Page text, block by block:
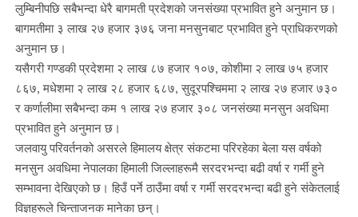
लुम्बिनीपछि सबैभन्दा धेरै बागमती प्रदेशको जनसंख्या प्रभावित हुने अनुमान छ।
बागमतीमा ३ लाख २७ हजार ३७६ जना मनसुनबाट प्रभावित हुने प्राधिकरणको
अनुमान छ।
यसैगरी गण्डकी प्रदेशमा २ लाख ८७ हजार १०७, कोशीमा २ लाख ७५ हजार
८६७, मधेशमा २ लाख २८ हजार ६८७, सुदूरपश्चिममा २ लाख २७ हजार ७३०
र कर्णालीमा सबैभन्दा कम १ लाख २७ हजार ३०८ जनसंख्या मनसुन अवधिमा
प्रभावित हुने अनुमान छ।
जलवायु परिवर्तनको असरले हिमालय क्षेत्र संकटमा परिरहेका बेला यस वर्षको
मनसुन अवधिमा नेपालका हिमाली जिल्लाहरूमै सरदरभन्दा बढी वर्षा र गर्मी हुने
सम्भावना देखिएको छ। हिउँ पर्ने ठाउँमा वर्षा र गर्मी सरदरभन्दा बढी हुने संकेतलाई
विज्ञहरूले चिन्ताजनक मानेका छन्।